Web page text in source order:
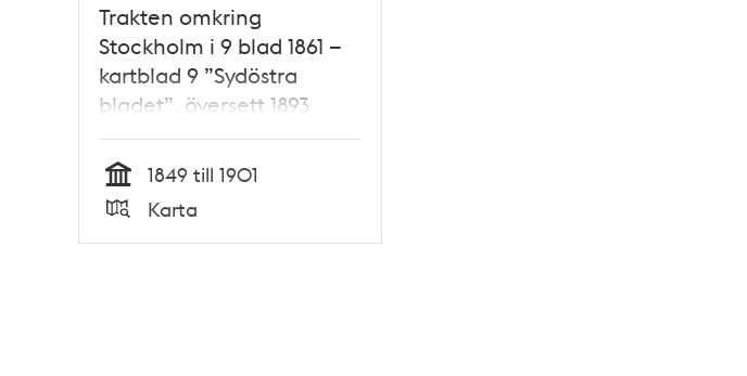
Trakten omkring
Stockholm i 9 blad 1861 –
kartblad 9 ”Sydöstra
bladet”, översett 1893
Tid
1849 till 1901
Typ
Karta